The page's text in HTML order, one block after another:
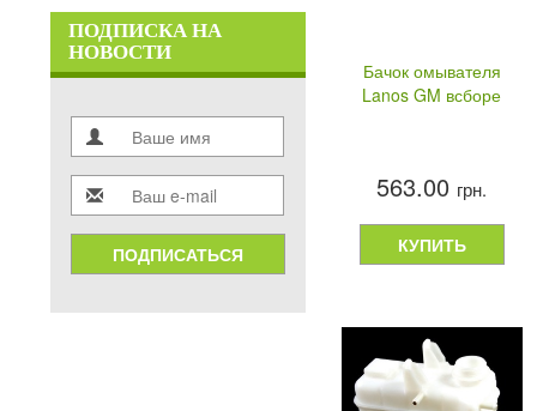
ПОДПИСКА НА
НОВОСТИ
ПОДПИСАТЬСЯ
Бачок омывателя
Lanos GM всборе
563.00 грн.
КУПИТЬ